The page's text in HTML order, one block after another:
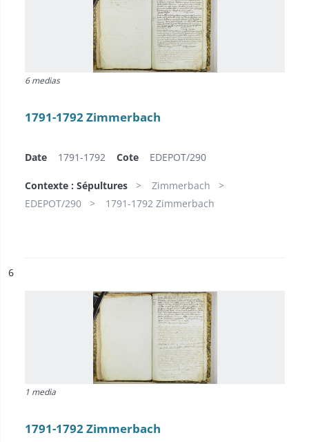
6 medias
1791-1792 Zimmerbach
Date 1791-1792 Cote EDEPOT/290
Contexte : Sépultures
Zimmerbach
EDEPOT/290
1791-1792 Zimmerbach
n°
6
1 media
1791-1792 Zimmerbach